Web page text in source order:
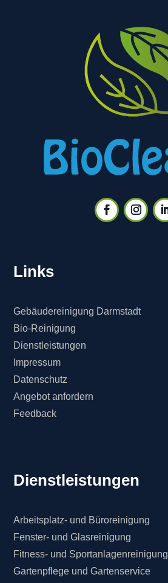
Links
Gebäudereinigung Darmstadt
Bio-Reinigung
Dienstleistungen
Impressum
Datenschutz
Angebot anfordern
Feedback
Dienstleistungen
Arbeitsplatz- und Büroreinigung
Fenster- und Glasreinigung
Fitness- und Sportanlagenreinigung
Gartenpflege und Gartenservice